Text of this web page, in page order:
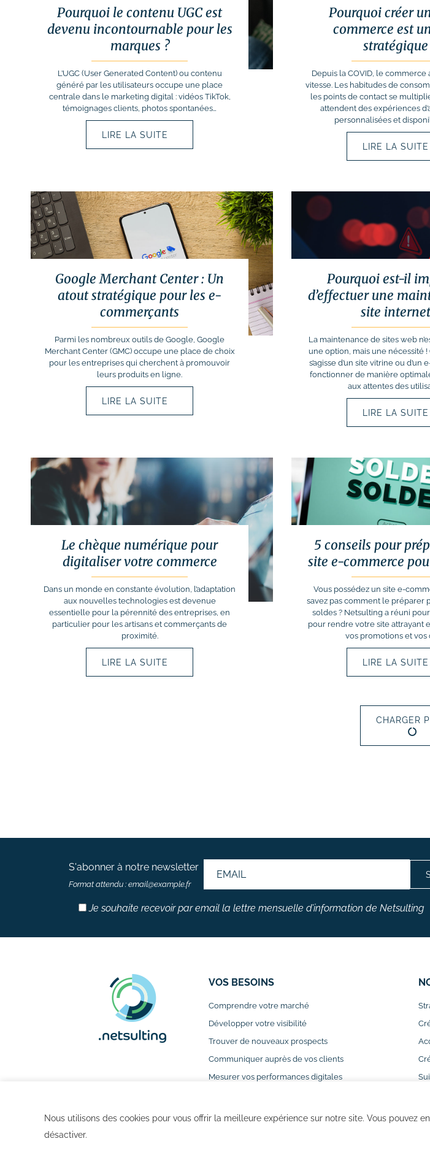
Nous utilisons des cookies pour vous offrir la meilleure expérience sur notre site. Vous pouvez
désactiver.
internet
# Formations logiciels
bureautique
# Formation Photoshop
# Formation Intelligence
Artificielle
Pourquoi le contenu UGC est
devenu incontournable pour les
marques ?
L’UGC (User Generated Content) ou contenu
généré par les utilisateurs occupe une place
centrale dans le marketing digital : vidéos TikTok,
témoignages clients, photos spontanées…
LIRE LA SUITE
Pourquoi créer
commerce est
stratégique
Depuis la COVID, le commerce
vitesse. Les habitudes de
les points de contact se
attendent des expériences
personnalisées et
LIRE LA SUITE
Google Merchant Center : Un
atout stratégique pour les e-
commerçants
Parmi les nombreux outils de Google, Google
Merchant Center (GMC) occupe une place de choix
pour les entreprises qui cherchent à promouvoir
leurs produits en ligne.
LIRE LA SUITE
Pourquoi est-il
d’effectuer une
site
La maintenance de sites web
une option, mais une nécessité !
s’agisse d’un site vitrine ou
fonctionner de manière
aux attentes des
LIRE LA SUITE
Le chèque numérique pour
digitaliser votre commerce
Dans un monde en constante évolution, l’adaptation
aux nouvelles technologies est devenue
essentielle pour la pérennité des entreprises, en
particulier pour les artisans et commerçants de
proximité.
LIRE LA SUITE
5 conseils pour
site e-commerce
Vous possédez un site e-
savez pas comment le préparer
soldes ? Netsulting a réuni
pour rendre votre site attrayant
vos promotions et vos
LIRE LA SUITE
CHARGER
S'abonner à notre newsletter
Format attendu : email@example.fr
Je souhaite recevoir par email la lettre mensuelle d’information de Netsulting
VOS BESOINS
Comprendre votre marché
Développer votre visibilité
Trouver de nouveaux prospects
Communiquer auprès de vos clients
Mesurer vos performances digitales